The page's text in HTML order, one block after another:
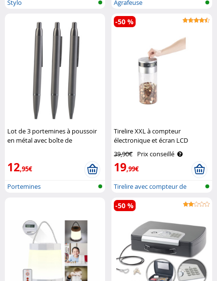
Stylo
Agrafeuse
Lot de 3 portemines à poussoir
en métal avec boîte de
12,95€
Portemines
Tirelire XXL à compteur
électronique et écran LCD
39,90€ Prix conseillé
19,99€
-50 %
Tirelire avec compteur de
pièces
-50 %